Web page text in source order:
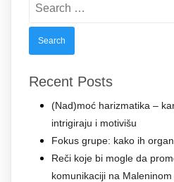
for:
Recent Posts
(Nad)moć harizmatika –
intrigiraju i motivišu
Fokus grupe: kako ih
Reči koje bi mogle da
komunikaciji na